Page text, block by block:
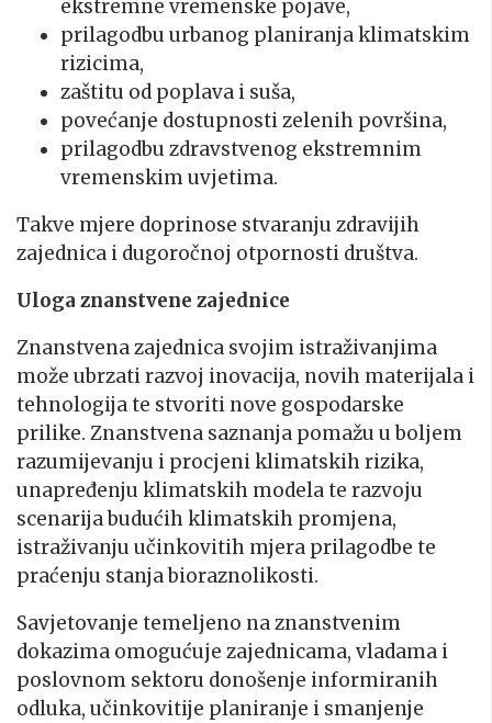
ekstremne vremenske pojave,
prilagodbu urbanog planiranja klimatskim
rizicima,
zaštitu od poplava i suša,
povećanje dostupnosti zelenih površina,
prilagodbu zdravstvenog ekstremnim
vremenskim uvjetima.
Takve mjere doprinose stvaranju zdravijih
zajednica i dugoročnoj otpornosti društva.
Uloga znanstvene zajednice
Znanstvena zajednica svojim istraživanjima
može ubrzati razvoj inovacija, novih materijala i
tehnologija te stvoriti nove gospodarske
prilike. Znanstvena saznanja pomažu u boljem
razumijevanju i procjeni klimatskih rizika,
unapređenju klimatskih modela te razvoju
scenarija budućih klimatskih promjena,
istraživanju učinkovitih mjera prilagodbe te
praćenju stanja bioraznolikosti.
Savjetovanje temeljeno na znanstvenim
dokazima omogućuje zajednicama, vladama i
poslovnom sektoru donošenje informiranih
odluka, učinkovitije planiranje i smanjenje